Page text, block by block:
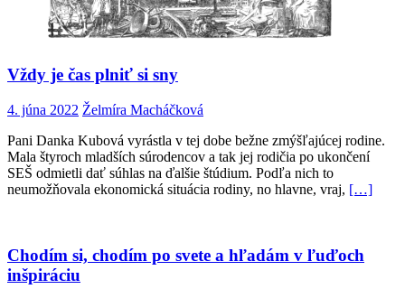
Vždy je čas plniť si sny
4. júna 2022 Želmíra Macháčková
Pani Danka Kubová vyrástla v tej dobe bežne zmýšľajúcej rodine.
Mala štyroch mladších súrodencov a tak jej rodičia po ukončení
SEŠ odmietli dať súhlas na ďalšie štúdium. Podľa nich to
neumožňovala ekonomická situácia rodiny, no hlavne, vraj, […]
Chodím si, chodím po svete a hľadám v ľuďoch
inšpiráciu